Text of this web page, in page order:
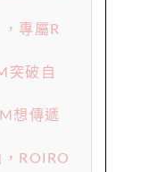
專屬R
突破自
想傳遞
ROIRO